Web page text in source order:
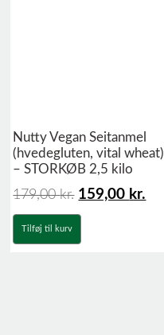
Nutty Vegan Seitanmel
(hvedegluten, vital wheat)
– STORKØB 2,5 kilo
179,00kr. 159,00 kr.
Tilføj til kurv